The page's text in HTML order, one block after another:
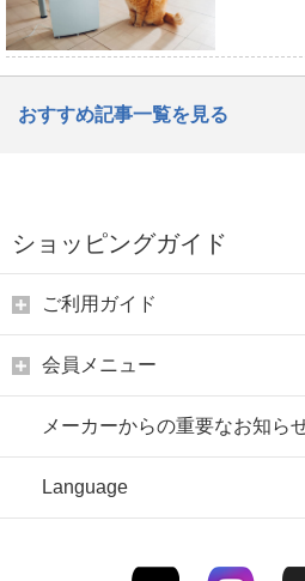
おすすめ記事一覧を見る
ショッピングガイド
ご利用ガイド
会員メニュー
メーカーからの重要なお知ら
Language